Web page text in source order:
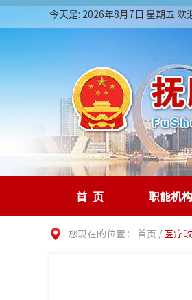
今天是: 2026年8月7日 星期五
首页 职能机构
您现在的位置： 首页 / 医疗